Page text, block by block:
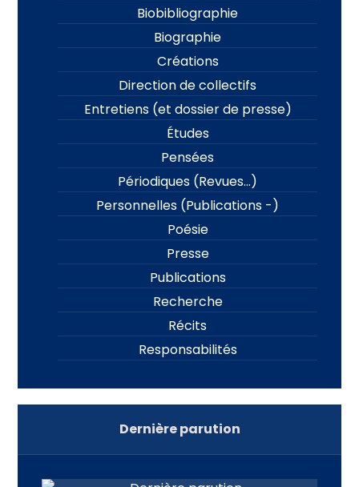
Biobibliographie
Biographie
Créations
Direction de collectifs
Entretiens (et dossier de presse)
Études
Pensées
Périodiques (Revues…)
Personnelles (Publications -)
Poésie
Presse
Publications
Recherche
Récits
Responsabilités
Dernière parution